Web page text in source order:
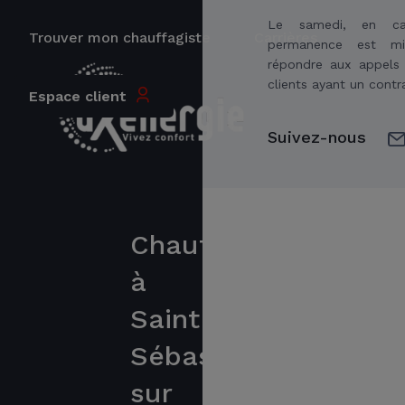
Trouver mon chauffagiste
Espace client
Chauffagiste
à
Saint
Sébastien
sur
Le samedi, en
permanence est
répondre aux
clients ayant un
Suivez-nous